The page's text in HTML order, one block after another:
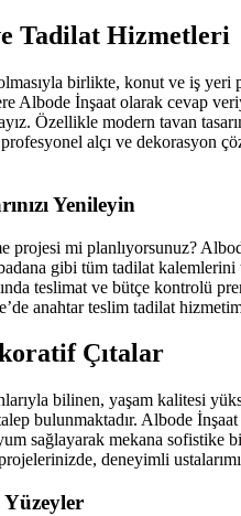
Tadilat Hizmetleri
birlikte, konut ve iş yeri
Albode İnşaat olarak cevap
Özellikle modern tavan
profesyonel alçı ve
Yenileyin
projesi mi planlıyorsunuz?
gibi tüm tadilat
teslimat ve bütçe kontrolü
anahtar teslim tadilat
Çıtalar
bilinen, yaşam kalitesi
bulunmaktadır. Albode İnşaat
sağlayarak mekana sofistike
deneyimli
Yüzeyler